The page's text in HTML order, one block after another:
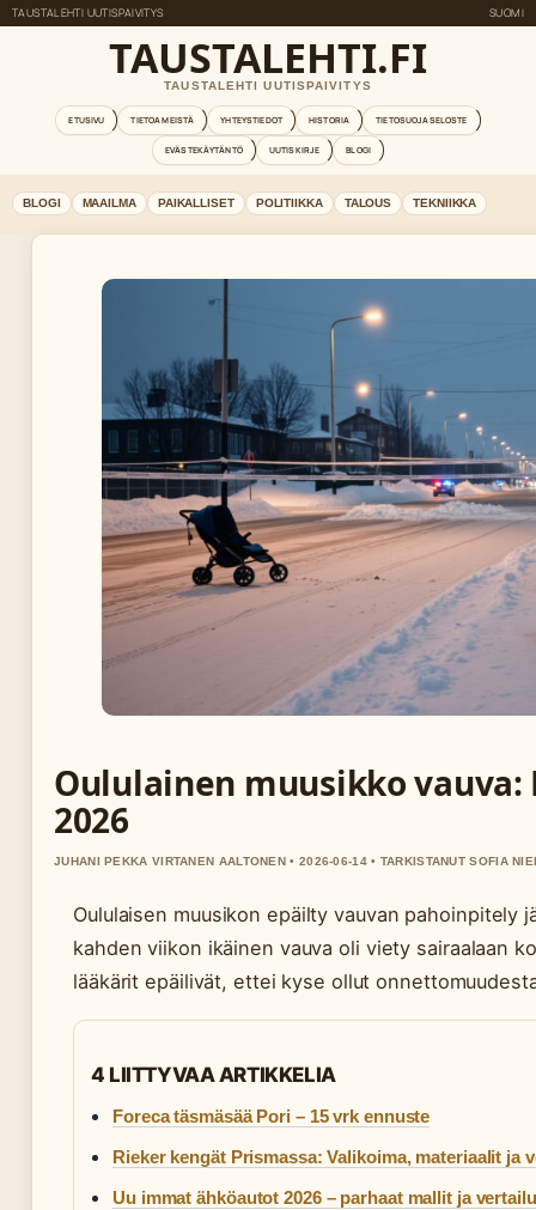
TAUSTALEHTI UUTISPAIVITYS SUOMI
TAUSTALEHTI.FI
TAUSTALEHTI UUTISPAIVITYS
ETUSIVU TIETOA MEISTÄ YHTEYSTIEDOT HISTORIA TIETOSUOJASELOSTE
EVÄSTEKÄYTÄNTÖ UUTISKIRJE BLOGI
BLOGI MAAILMA PAIKALLISET POLITIIKKA TALOUS TEKNIIKKA
Oululainen muusikko
2026
JUHANI PEKKA VIRTANEN AALTONEN • 2026-06-14 • TARKISTANUT SOFIA
Oululaisen muusikon epäilty vauvan pahoinpitely
kahden viikon ikäinen vauva oli viety sairaalaan
lääkärit epäilivät, ettei kyse ollut
4 LIITTYVAA ARTIKKELIA
Foreca täsmäsää Pori – 15 vrk ennuste
Rieker kengät Prismassa: Valikoima, materiaalit ja
Uu immat ähköautot 2026 – parhaat mallit ja vertailu